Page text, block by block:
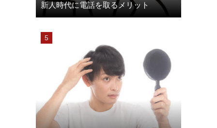
新人時代に電話を取るメリット